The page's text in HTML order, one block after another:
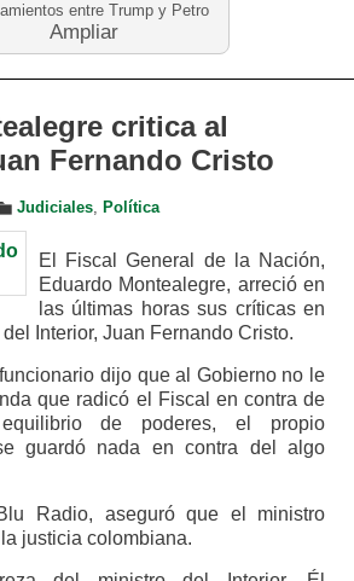
entre Trump y Petro
Ampliar
critica al
Fernando Cristo
Judiciales, Política
El Fiscal General de la Nación,
Eduardo Montealegre, arreció en
las últimas horas sus críticas en
Interior, Juan Fernando Cristo.
dijo que al Gobierno no le
que radicó el Fiscal en contra de
de poderes, el propio
guardó nada en contra del algo
Radio, aseguró que el ministro
justicia colombiana.